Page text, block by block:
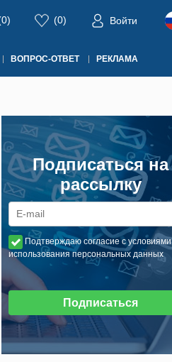
0) (0) Войти
ВОПРОС-ОТВЕТ РЕКЛАМА
Подписаться на
рассылку
Подтверждаю согласие с условиями
использования персональных данных
Подписаться